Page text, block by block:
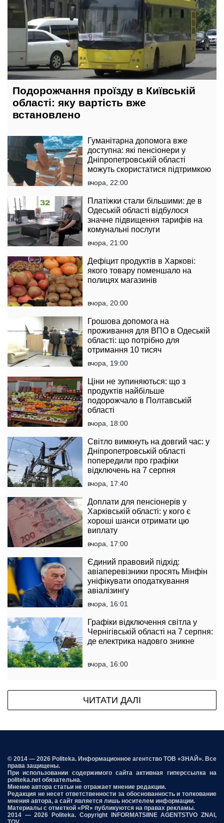
Подорожчання проїзду в Київській
області: яку вартість вже
встановлено
Гуманітарна допомога вже
доступна: які пенсіонери у
Дніпропетровській області
можуть скористатися підтримкою
вчора, 22:00
Платіжки стали більшими: де в
Одеській області відбулося
значне підвищення тарифів на
комунальні послуги
вчора, 21:00
Дефіцит продуктів в Харкові:
якого товару поменшало на
полицях магазинів
вчора, 20:00
Грошова допомога на
проживання для ВПО в Одеській
області: що потрібно для
отримання 10 тисяч
вчора, 19:00
Ціни не зупиняються: що з
продуктів найбільше
подорожчало в Полтавській
області
вчора, 18:00
Світло вимкнуть на довгий час: у
Дніпропетровській області
попередили про графіки
відключень на 7 серпня
вчора, 17:40
Доплати для пенсіонерів у
Харківській області: у кого є
хороші шанси отримати цю
виплату
вчора, 17:00
Єдиний правовий підхід:
авіаперевізники просять Мінфін
уніфікувати оподаткування
авіалізингу
вчора, 16:01
Графіки відключення світла у
Чернігівській області на 7 серпня:
де електрика надовго зникне
вчора, 16:00
ЧИТАТИ ДАЛІ
© 2014 — 2026 Politeka. Информационное агентство ТОВ «ЗНАЙ». Все
права защищены.
При использовании содержимого сайта активная гиперссылка на
politeka.net обязательна.
Мнение автора статьи не отражает мнение редакции.
Редакция не несет ответственности за обоснованность и толкование
мнения автора, а сайт является лишь носителем информации.
Материалы с отметкой «PR» публикуются на правах рекламы.
2014 — 2026 Politeka. Copyright INFORMATSIINE AGENTSTVO ZNAI,